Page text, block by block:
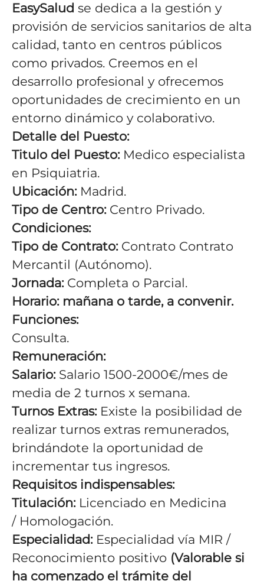
EasySalud se dedica a la gestión y
provisión de servicios sanitarios de alta
calidad, tanto en centros públicos
como privados. Creemos en el
desarrollo profesional y ofrecemos
oportunidades de crecimiento en un
entorno dinámico y colaborativo.
Detalle del Puesto:
Titulo del Puesto:Medico especialista
en Psiquiatria.
Ubicación:Madrid.
Tipo de Centro:Centro Privado.
Condiciones:
Tipo de Contrato:Contrato Contrato
Mercantil (Autónomo).
Jornada:Completa o Parcial.
Horario: mañana o tarde, a convenir.
Funciones:
Consulta.
Remuneración:
Salario:Salario 1500-2000€/mes de
media de 2 turnos x semana.
Turnos Extras:Existe la posibilidad de
realizar turnos extras remunerados,
brindándote la oportunidad de
incrementar tus ingresos.
Requisitos indispensables:
Titulación:Licenciado en Medicina
/ Homologación.
Especialidad:Especialidad vía MIR /
Reconocimiento positivo (Valorable si
ha comenzado el trámite del